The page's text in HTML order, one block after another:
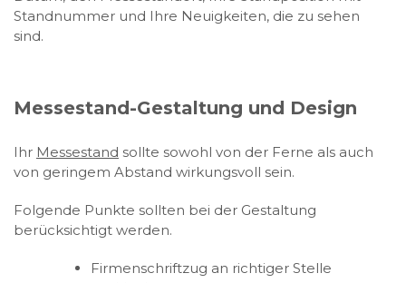
Standnummer und Ihre Neuigkeiten, die zu sehen
sind.
Messestand-Gestaltung und Design
Ihr Messestand sollte sowohl von der Ferne als auch
von geringem Abstand wirkungsvoll sein.
Folgende Punkte sollten bei der Gestaltung
berücksichtigt werden.
Firmenschriftzug an richtiger Stelle